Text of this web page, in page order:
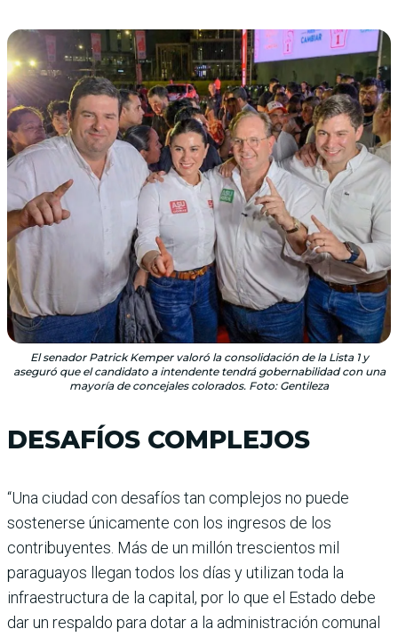
El senador Patrick Kemper valoró la consolidación de la Lista 1 y
aseguró que el candidato a intendente tendrá gobernabilidad con una
mayoría de concejales colorados. Foto: Gentileza
DESAFÍOS COMPLEJOS
“Una ciudad con desafíos tan complejos no puede
sostenerse únicamente con los ingresos de los
contribuyentes. Más de un millón trescientos mil
paraguayos llegan todos los días y utilizan toda la
infraestructura de la capital, por lo que el Estado debe
dar un respaldo para dotar a la administración comunal